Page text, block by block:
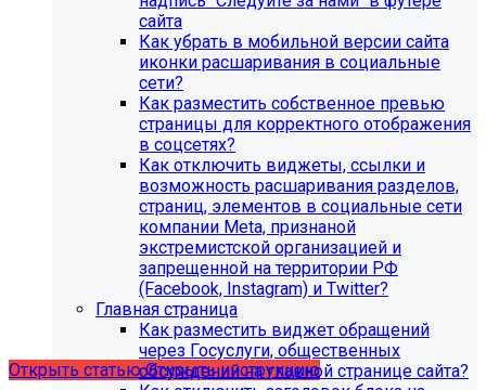
С 1 февраля 2023 года ограничена
поддержка продуктов 1С-Битрикс на
PHP версии ниже 8.0. Рекомендуемая
версия PHP - 8.1 и выше
Открыть статьюОткрыть инструкцию
сайта
Как убрать в мобильной версии сайта
иконки расшаривания в социальные
сети?
Как разместить собственное превью
страницы для корректного отображения
в соцсетях?
Как отключить виджеты, ссылки и
возможность расшаривания разделов,
страниц, элементов в социальные сети
компании Meta, признаной
экстремистской организацией и
запрещенной на территории РФ
(Facebook, Instagram) и Twitter?
Главная страница
Как разместить виджет обращений
через Госуслуги, общественных
обсуждений на главной странице сайта?